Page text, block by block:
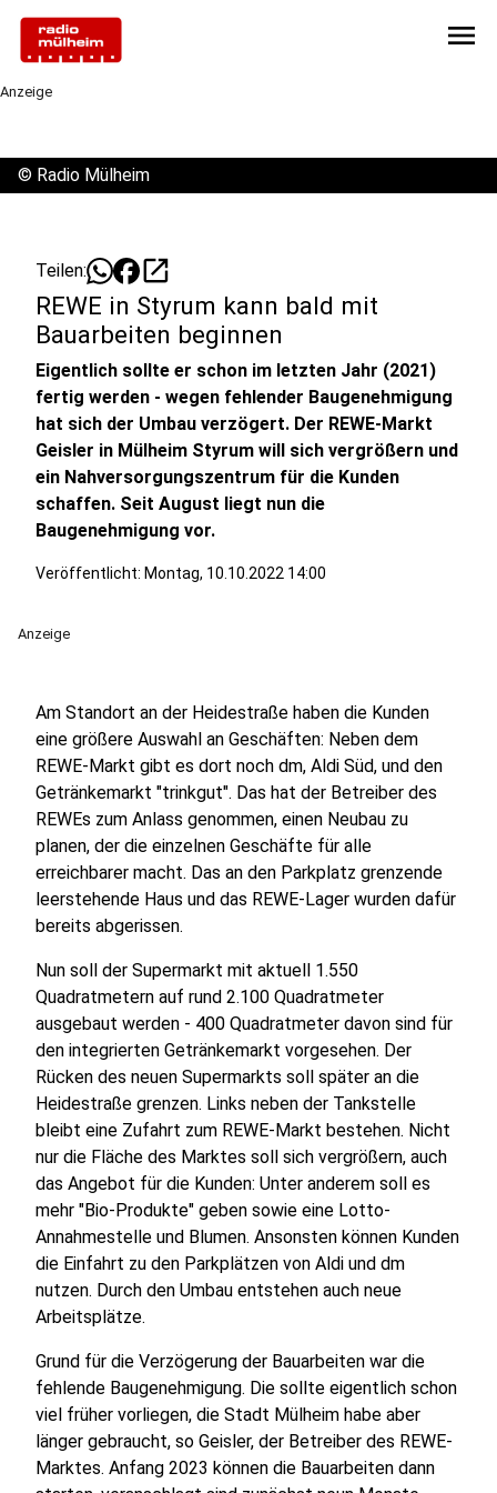
menu
Anzeige
© Radio Mülheim
Teilen: open_in_new
REWE in Styrum kann bald mit
Bauarbeiten beginnen
Eigentlich sollte er schon im letzten Jahr (2021)
fertig werden - wegen fehlender Baugenehmigung
hat sich der Umbau verzögert. Der REWE-Markt
Geisler in Mülheim Styrum will sich vergrößern und
ein Nahversorgungszentrum für die Kunden
schaffen. Seit August liegt nun die
Baugenehmigung vor.
Veröffentlicht: Montag, 10.10.2022 14:00
Anzeige
Am Standort an der Heidestraße haben die Kunden
eine größere Auswahl an Geschäften: Neben dem
REWE-Markt gibt es dort noch dm, Aldi Süd, und den
Getränkemarkt "trinkgut". Das hat der Betreiber des
REWEs zum Anlass genommen, einen Neubau zu
planen, der die einzelnen Geschäfte für alle
erreichbarer macht. Das an den Parkplatz grenzende
leerstehende Haus und das REWE-Lager wurden dafür
bereits abgerissen.
Nun soll der Supermarkt mit aktuell 1.550
Quadratmetern auf rund 2.100 Quadratmeter
ausgebaut werden - 400 Quadratmeter davon sind für
den integrierten Getränkemarkt vorgesehen. Der
Rücken des neuen Supermarkts soll später an die
Heidestraße grenzen. Links neben der Tankstelle
bleibt eine Zufahrt zum REWE-Markt bestehen. Nicht
nur die Fläche des Marktes soll sich vergrößern, auch
das Angebot für die Kunden: Unter anderem soll es
mehr "Bio-Produkte" geben sowie eine Lotto-
Annahmestelle und Blumen. Ansonsten können Kunden
die Einfahrt zu den Parkplätzen von Aldi und dm
nutzen. Durch den Umbau entstehen auch neue
Arbeitsplätze.
Grund für die Verzögerung der Bauarbeiten war die
fehlende Baugenehmigung. Die sollte eigentlich schon
viel früher vorliegen, die Stadt Mülheim habe aber
länger gebraucht, so Geisler, der Betreiber des REWE-
Marktes. Anfang 2023 können die Bauarbeiten dann